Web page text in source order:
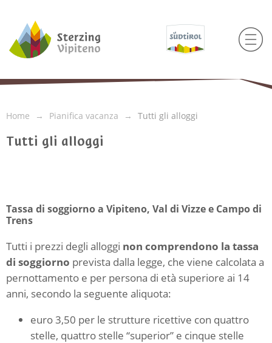
Home Pianifica vacanza Tutti gli alloggi
Tutti gli alloggi
Tassa di soggiorno a Vipiteno, Val di Vizze e Campo di
Trens
Tutti i prezzi degli alloggi non comprendono la tassa
di soggiorno prevista dalla legge, che viene calcolata a
pernottamento e per persona di età superiore ai 14
anni, secondo la seguente aliquota:
euro 3,50 per le strutture ricettive con quattro
stelle, quattro stelle “superior” e cinque stelle